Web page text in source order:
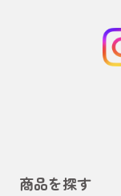
商品を探す